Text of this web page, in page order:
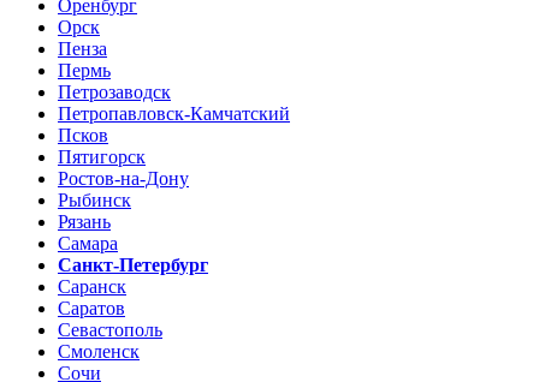
Оренбург
Орск
Пенза
Пермь
Петрозаводск
Петропавловск-Камчатский
Псков
Пятигорск
Ростов-на-Дону
Рыбинск
Рязань
Самара
Санкт-Петербург
Саранск
Саратов
Севастополь
Смоленск
Сочи